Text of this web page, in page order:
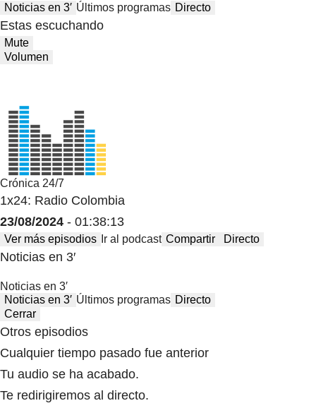
Noticias en 3′ Últimos programas Directo
Estas escuchando
Mute
Volumen
Crónica 24/7
1x24: Radio Colombia
23/08/2024 - 01:38:13
Ver más episodios Ir al podcast Compartir Directo
Noticias en 3′
Noticias en 3′
Noticias en 3′ Últimos programas Directo
Cerrar
Otros episodios
Cualquier tiempo pasado fue anterior
Tu audio se ha acabado.
Te redirigiremos al directo.